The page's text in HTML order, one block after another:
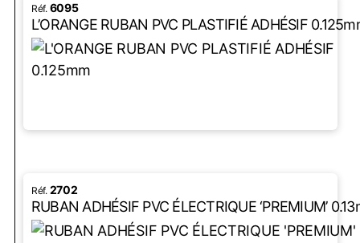
L’ORANGE RUBAN PVC PLASTIFIÉ ADHÉSIF
6095
RUBAN ADHÉSIF PVC ÉLECTRIQUE ‘PREMIUM’
2702